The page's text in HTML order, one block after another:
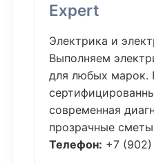
Expert
Электрика и
Выполняем
для любых марок.
современная
прозрачные
Телефон: +7